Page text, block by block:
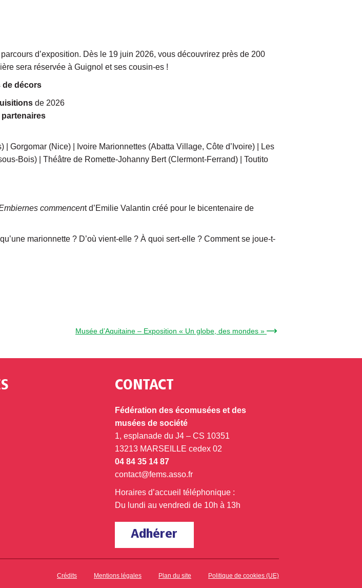
d’exposition. Dès le 19 juin 2026, vous découvrirez près de 200
sera réservée à Guignol et ses cousin-es !
de décors
de 2026
Gorgomar (Nice) | Ivoire Marionnettes (Abatta Village, Côte d’Ivoire) | Les
Bois) | Théâtre de Romette-Johanny Bert (Clermont-Ferrand) | Toutito
commencent d’Emilie Valantin créé pour le bicentenaire de
qu’une marionnette ? D’où vient-elle ? À quoi sert-elle ? Comment se joue-t-
Musée d’Aquitaine – Exposition « Un globe, des mondes » →
CONTACT
Fédération des écomusées et des
musées de société
1, esplanade du J4 – CS 10351
13213 MARSEILLE cedex 02
04 84 35 14 87
contact@fems.asso.fr
Horaires d’accueil téléphonique :
Du lundi au vendredi de 10h à 13h
Adhérer
Crédits Mentions légales Plan du site Politique de cookies (UE)